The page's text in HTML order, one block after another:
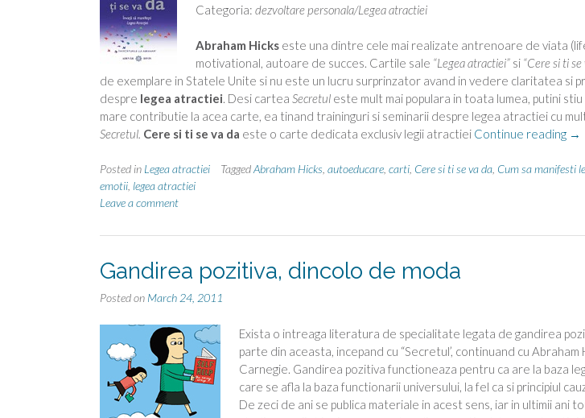
Categoria: dezvoltare personala/Legea atractiei
Abraham Hickseste una dintre cele mai realizate antrenoare de viata
motivational, autoare de succes. Cartile sale “Legea atractiei”si “Cere si ti se
de exemplare in Statele Unite si nu este un lucru surprinzator avand in vedere claritatea si
despre legea atractiei . Desi cartea Secretul este mult mai populara in toata lumea, putini
mare contributie la acea carte, ea tinand traininguri si seminarii despre legea atractiei cu
Secretul. Cere si ti se va da este o carte dedicata exclusiv legii atractiei Continue reading →
Posted in Legea atractiei TaggedAbraham Hicks autoeducare carti Cere si ti se va da Cum sa manifesti
emotii legea atractiei
Leave a comment
Gandirea pozitiva, dincolo de moda
Posted on March 24, 2011
Exista o intreaga literatura de specialitate legata de gandirea
parte din aceasta, incepand cu “Secretul’, continuand cu Abraham
Carnegie. Gandirea pozitiva functioneaza pentru ca are la baza
care se afla la baza functionarii universului, la fel ca si principiul
De zeci de ani se publica materiale in acest sens, iar in ultimii ani